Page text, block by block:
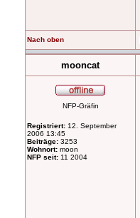
Nach oben
mooncat
NFP-Gräfin
Registriert: 12. September
2006 13:45
Beiträge: 3253
Wohnort: moon
NFP seit: 11 2004